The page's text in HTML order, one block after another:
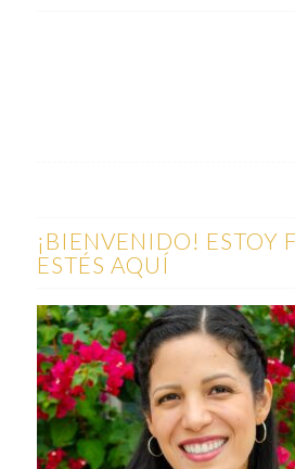
¡BIENVENIDO! ESTOY
ESTÉS AQUÍ